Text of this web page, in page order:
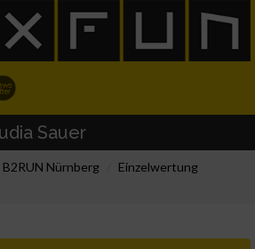
Sauer
B2RUN Nürnberg
Einzelwertung